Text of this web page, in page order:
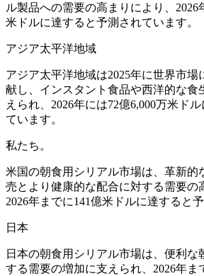
ル製品への需要の高まりにより、2026
米ドルに達すると予測されています。
アジア太平洋地域
アジア太平洋地域は2025年に世界市場
献し、インスタント食品や西洋的な食
えられ、2026年には72億6,000万米ド
ています。
私たち。
米国の朝食用シリアル市場は、革新的
売とより健康的な配合に対する需要の
2026年までに141億米ドルに達すると
日本
日本の朝食用シリアル市場は、便利な
する需要の増加に支えられ、2026年ま